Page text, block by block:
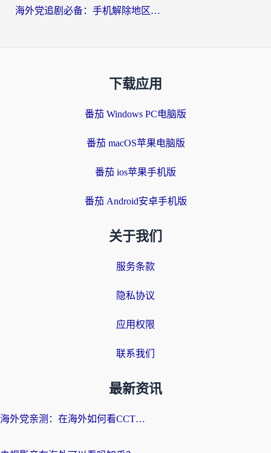
海外党追剧必备：手机解除地区限制app怎么选？解决央视视频&国内剧地区限制全指南
下载应用
番茄 Windows PC电脑版
番茄 macOS苹果电脑版
番茄 ios苹果手机版
番茄 Android安卓手机版
关于我们
服务条款
隐私协议
应用权限
联系我们
最新资讯
海外党亲测：在海外如何看CCTV？告别“仅限大陆播放”的实用指南